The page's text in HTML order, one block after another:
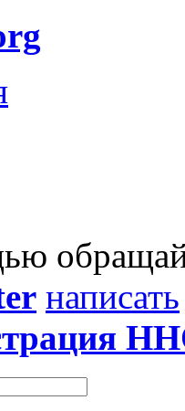
написать